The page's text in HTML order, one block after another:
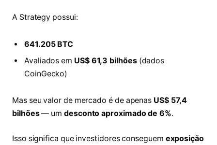
A Strategy possui:
641.205 BTC
Avaliados em US$ 61,3 bilhões(dados
CoinGecko)
Mas seu valor de mercado é de apenas US$ 57,4
bilhões— um desconto aproximado de 6%.
Isso significa que investidores conseguem exposição